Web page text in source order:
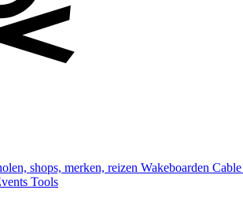
shops, merken, reizen Wakeboarden
Tools